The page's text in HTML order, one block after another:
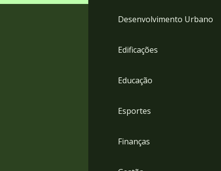
para
Desenvolvimento Urbano
Edificações
Educação
Esportes
Finanças